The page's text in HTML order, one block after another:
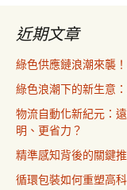
近期文章
綠色供應鏈浪潮來襲
綠色浪潮下的新生意
物流自動化新紀元：
明、更省力？
精準感知背後的關鍵
循環包裝如何重塑高